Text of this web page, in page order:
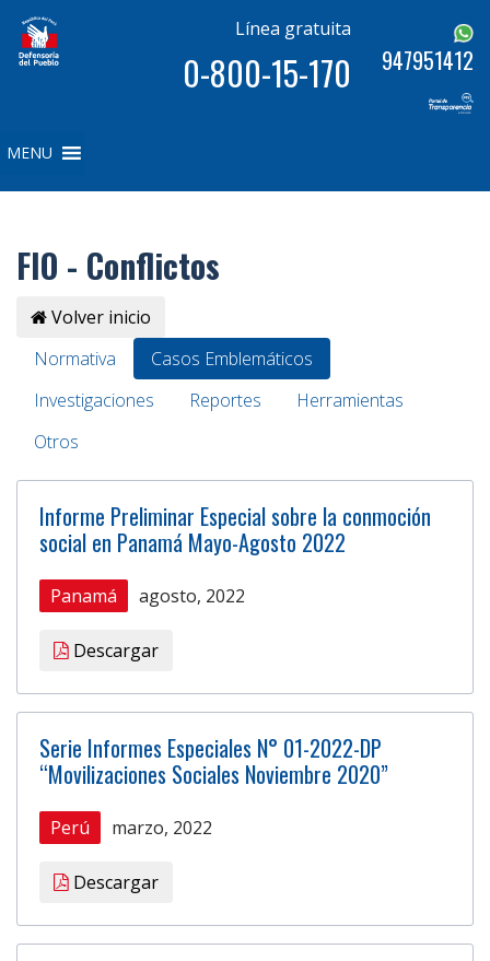
Línea gratuita
0-800-15-170 947951412
MENU
FIO - Conflictos
Volver inicio
Normativa
Casos Emblemáticos
Investigaciones
Reportes
Herramientas
Otros
Informe Preliminar Especial sobre la conmoción
social en Panamá Mayo-Agosto 2022
Panamá agosto, 2022
Descargar
Serie Informes Especiales N° 01-2022-DP
“Movilizaciones Sociales Noviembre 2020”
Perú marzo, 2022
Descargar